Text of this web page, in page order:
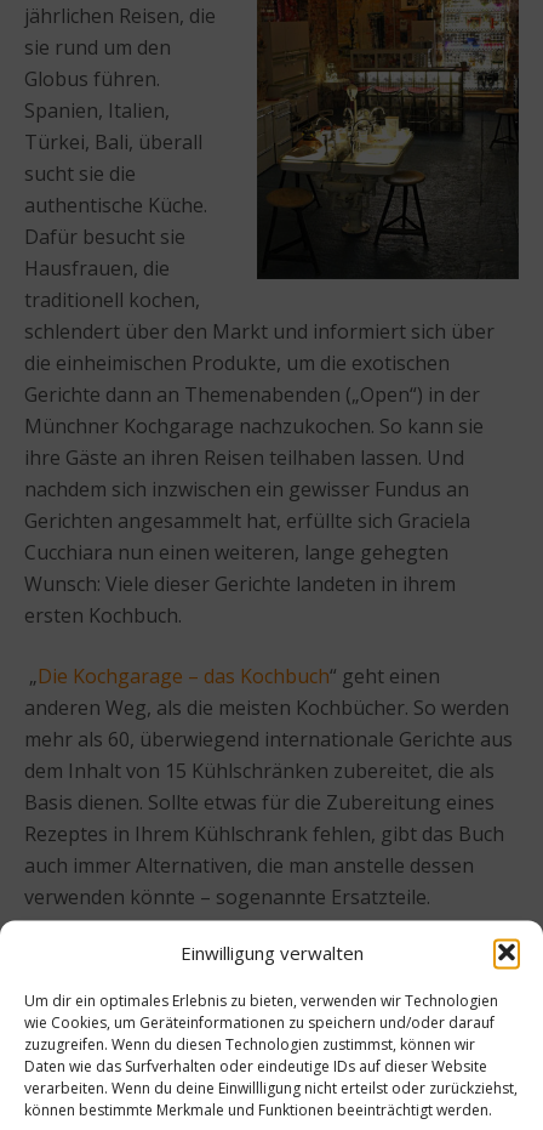
Einwilligung verwalten
Um dir ein optimales Erlebnis zu bieten, verwenden wir Technologien
wie Cookies, um Geräteinformationen zu speichern und/oder darauf
zuzugreifen. Wenn du diesen Technologien zustimmst, können wir
Daten wie das Surfverhalten oder eindeutige IDs auf dieser Website
verarbeiten. Wenn du deine Einwillligung nicht erteilst oder zurückziehst,
können bestimmte Merkmale und Funktionen beeinträchtigt werden.
jährlichen Reisen, die
sie rund um den
Globus führen.
Spanien, Italien,
Türkei, Bali, überall
sucht sie die
authentische Küche.
Dafür besucht sie
Hausfrauen, die
traditionell kochen,
schlendert über den Markt und informiert sich über
die einheimischen Produkte, um die exotischen
Gerichte dann an Themenabenden („Open“) in der
Münchner Kochgarage nachzukochen. So kann sie
ihre Gäste an ihren Reisen teilhaben lassen. Und
nachdem sich inzwischen ein gewisser Fundus an
Gerichten angesammelt hat, erfüllte sich Graciela
Cucchiara nun einen weiteren, lange gehegten
Wunsch: Viele dieser Gerichte landeten in ihrem
ersten Kochbuch.
„Die Kochgarage – das Kochbuch“ geht einen
anderen Weg, als die meisten Kochbücher. So werden
mehr als 60, überwiegend internationale Gerichte aus
dem Inhalt von 15 Kühlschränken zubereitet, die als
Basis dienen. Sollte etwas für die Zubereitung eines
Rezeptes in Ihrem Kühlschrank fehlen, gibt das Buch
auch immer Alternativen, die man anstelle dessen
verwenden könnte – sogenannte Ersatzteile.
Liebe zu Lebensmitteln
Dazu gibt die
Kochgaragen-Crew
Tipps, wie man
angefallene Essensreste